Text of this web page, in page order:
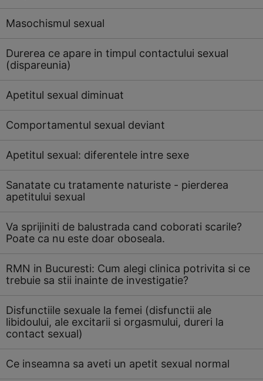
Masochismul sexual
Durerea ce apare in timpul contactului sexual
(dispareunia)
Apetitul sexual diminuat
Comportamentul sexual deviant
Apetitul sexual: diferentele intre sexe
Sanatate cu tratamente naturiste - pierderea
apetitului sexual
Va sprijiniti de balustrada cand coborati scarile?
Poate ca nu este doar oboseala.
RMN in Bucuresti: Cum alegi clinica potrivita si ce
trebuie sa stii inainte de investigatie?
Disfunctiile sexuale la femei (disfunctii ale
libidoului, ale excitarii si orgasmului, dureri la
contact sexual)
Ce inseamna sa aveti un apetit sexual normal